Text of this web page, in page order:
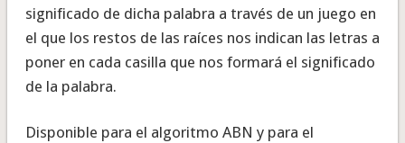
significado de dicha palabra a través de un juego en
el que los restos de las raíces nos indican las letras a
poner en cada casilla que nos formará el significado
de la palabra.
Disponible para el algoritmo ABN y para el